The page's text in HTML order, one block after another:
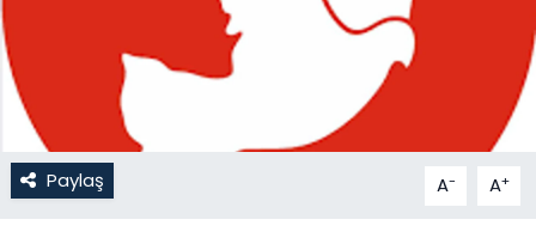
Paylaş A- A+
Nöbetçi Eczaneler
Otomobil Dünyası
Politika